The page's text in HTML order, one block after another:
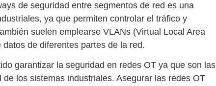
de seguridad entre segmentos de red es una
ya que permiten controlar el tráfico y
suelen emplearse VLANs (Virtual Local Area
de diferentes partes de la red.
garantizar la seguridad en redes OT ya que son las
los sistemas industriales. Asegurar las redes OT